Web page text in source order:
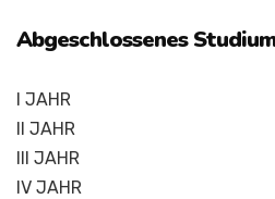
Abgeschlossenes
I JAHR
II JAHR
III JAHR
IV JAHR